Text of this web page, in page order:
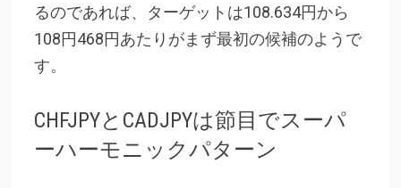
るのであれば、ターゲットは108.634円から
108円468円あたりがまず最初の候補のようで
す。
CHFJPYとCADJPYは節目でスーパ
ーハーモニックパターン